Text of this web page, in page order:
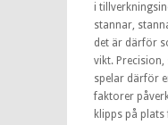
i
stannar,
det är därför
vikt. Precision,
spelar därför
faktorer
klipps på